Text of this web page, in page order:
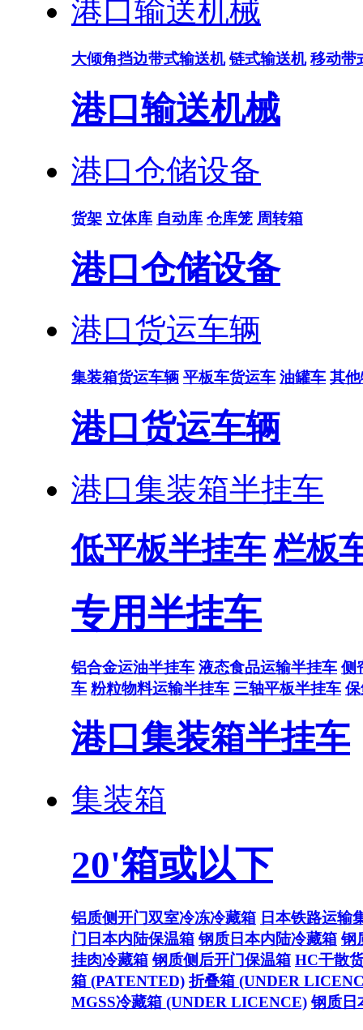
港口输送机械
大倾角挡边带式输送机 链式输送机 移动带
港口输送机械
港口仓储设备
货架 立体库 自动库 仓库笼 周转箱
港口仓储设备
港口货运车辆
集装箱货运车辆 平板车货运车 油罐车 其
港口货运车辆
港口集装箱半挂车
低平板半挂车 栏板
专用半挂车
铝合金运油半挂车 液态食品运输半挂车 侧
车 粉粒物料运输半挂车 三轴平板半挂车
港口集装箱半挂车
集装箱
20'箱或以下
铝质侧开门双室冷冻冷藏箱 日本铁路运输
门日本内陆保温箱 钢质日本内陆冷藏箱 钢
挂肉冷藏箱 钢质侧后开门保温箱 HC干散
箱 (PATENTED) 折叠箱 (UNDER
MGSS冷藏箱 (UNDER LICENCE) 钢质日